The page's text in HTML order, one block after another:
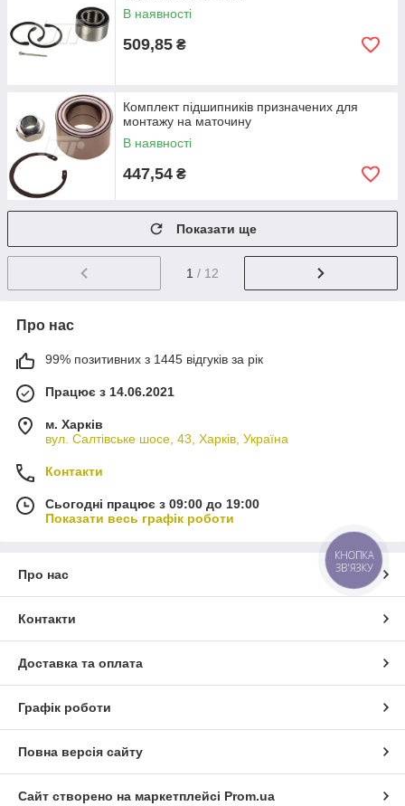
В наявності
509,85 ₴
Комплект підшипників призначених для
монтажу на маточину
В наявності
447,54 ₴
Показати ще
1 / 12
Про нас
99% позитивних з 1445 відгуків за рік
Працює з 14.06.2021
м. Харків
вул. Салтівське шосе, 43, Харків, Україна
Контакти
Сьогодні працює з 09:00 до 19:00
Показати весь графік роботи
Про нас
Контакти
Доставка та оплата
Графік роботи
Повна версія сайту
Сайт створено на маркетплейсі Prom.ua
КНОПКА
ЗВ'ЯЗКУ